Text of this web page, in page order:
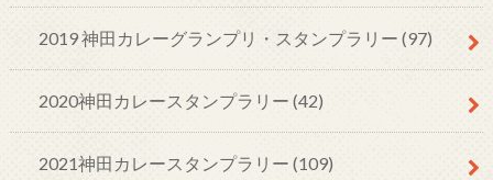
2019 神田カレーグランプリ・スタンプラリー (97)
2020神田カレースタンプラリー (42)
2021神田カレースタンプラリー (109)